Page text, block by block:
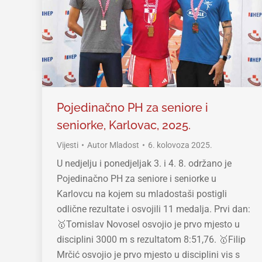
Pojedinačno PH za seniore i
seniorke, Karlovac, 2025.
Vijesti Autor Mladost 6. kolovoza 2025.
U nedjelju i ponedjeljak 3. i 4. 8. održano je
Pojedinačno PH za seniore i seniorke u
Karlovcu na kojem su mladostaši postigli
odlične rezultate i osvojili 11 medalja. Prvi dan:
🥇Tomislav Novosel osvojio je prvo mjesto u
disciplini 3000 m s rezultatom 8:51,76. 🥇Filip
Mrčić osvojio je prvo mjesto u disciplini vis s